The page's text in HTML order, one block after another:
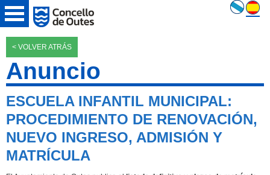
< VOLVER ATRÁS
Anuncio
ESCUELA INFANTIL MUNICIPAL:
PROCEDIMIENTO DE RENOVACIÓN,
NUEVO INGRESO, ADMISIÓN Y
MATRÍCULA